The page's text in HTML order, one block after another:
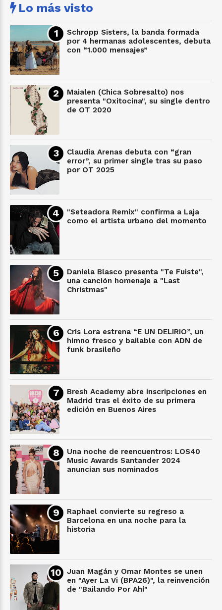
Lo más visto
Schropp Sisters, la banda formada
por 4 hermanas adolescentes, debuta
con “1.000 mensajes”
Maialen (Chica Sobresalto) nos
presenta "Oxitocina", su single dentro
de OT 2020
Claudia Arenas debuta con “gran
error”, su primer single tras su paso
por OT 2025
"Seteadora Remix" confirma a Laja
como el artista urbano del momento
Daniela Blasco presenta "Te Fuiste",
una canción homenaje a "Last
Christmas"
Cris Lora estrena “E UN DELIRIO”, un
himno fresco y bailable con ADN de
funk brasileño
Bresh Academy abre inscripciones en
Madrid tras el éxito de su primera
edición en Buenos Aires
Una noche de reencuentros: LOS40
Music Awards Santander 2024
anuncian sus nominados
Raphael convierte su regreso a
Barcelona en una noche para la
historia
Juan Magán y Omar Montes se unen
en "Ayer La Vi (BPA26)", la reinvención
de "Bailando Por Ahí"